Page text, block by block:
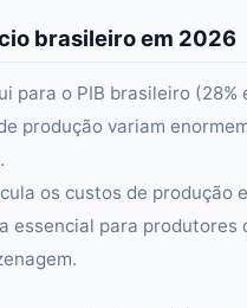
brasileiro em 2026
para o PIB brasileiro
produção variam
os custos de produção
essencial para